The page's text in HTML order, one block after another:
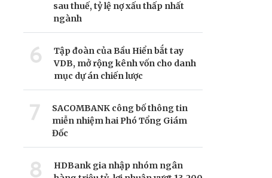
sau thuế, tỷ lệ nợ xấu thấp nhất
ngành
6
Tập đoàn của Bầu Hiển bắt tay
VDB, mở rộng kênh vốn cho danh
mục dự án chiến lược
7
SACOMBANK công bố thông tin
miễn nhiệm hai Phó Tổng Giám
Đốc
8
HDBank gia nhập nhóm ngân